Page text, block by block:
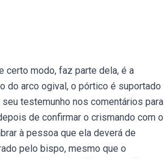
certo modo, faz parte dela, é a
do arco ogival, o pórtico é suportado
testemunho nos comentários para
de confirmar o crismando com o
à pessoa que ela deverá de
pelo bispo, mesmo que o